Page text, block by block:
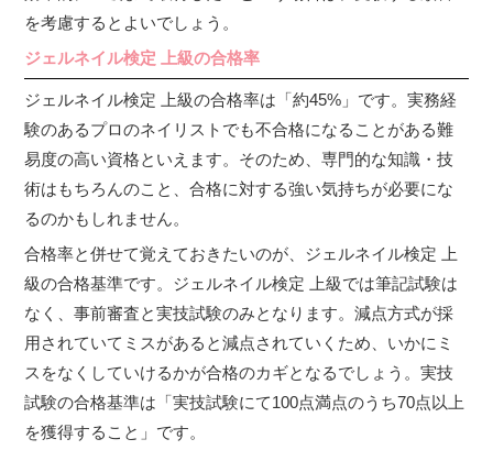
を考慮するとよいでしょう。
ジェルネイル検定 上級の合格率
ジェルネイル検定 上級の合格率は「約45%」です。実務経
験のあるプロのネイリストでも不合格になることがある難
易度の高い資格といえます。そのため、専門的な知識・技
術はもちろんのこと、合格に対する強い気持ちが必要にな
るのかもしれません。
合格率と併せて覚えておきたいのが、ジェルネイル検定 上
級の合格基準です。ジェルネイル検定 上級では筆記試験は
なく、事前審査と実技試験のみとなります。減点方式が採
用されていてミスがあると減点されていくため、いかにミ
スをなくしていけるかが合格のカギとなるでしょう。実技
試験の合格基準は「実技試験にて100点満点のうち70点以上
を獲得すること」です。